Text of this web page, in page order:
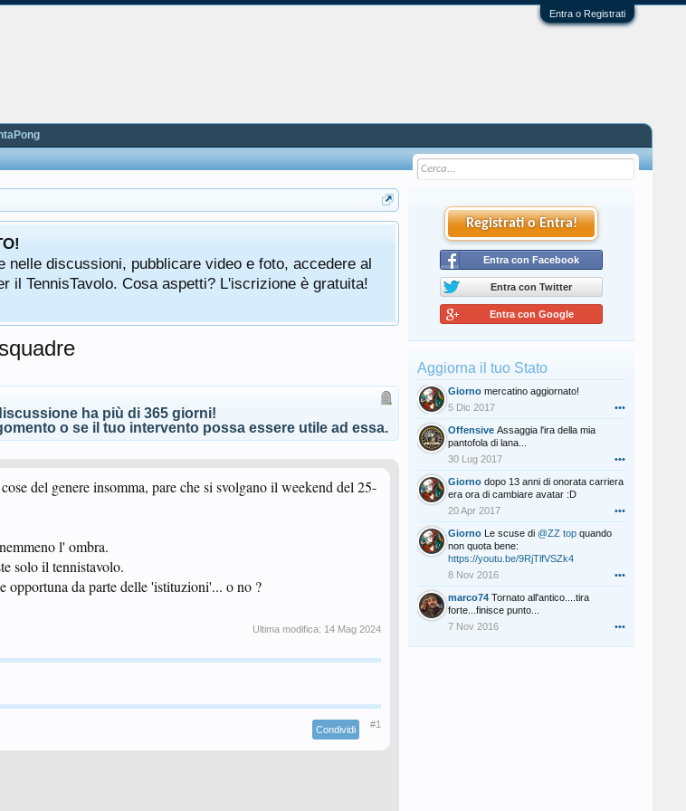
Entra o Registrati
discussioni, pubblicare video e foto, accedere al
il TennisTavolo. Cosa aspetti? L'iscrizione è gratuita!
ha più di 365 giorni!
o se il tuo intervento possa essere utile ad essa.
del genere insomma, pare che si svolgano il weekend del 25-
l' ombra.
solo il tennistavolo.
opportuna da parte delle 'istituzioni'... o no ?
Ultima modifica: 14 Mag 2024
Condividi #1
Registrati o Entra!
Entra con Facebook
Entra con Twitter
Entra con Google
Aggiorna il tuo Stato
Giorno mercatino aggiornato!
5 Dic 2017
•••
Offensive Assaggia l'ira della mia
pantofola di lana...
30 Lug 2017
•••
Giorno dopo 13 anni di onorata carriera
era ora di cambiare avatar :D
20 Apr 2017
•••
Giorno Le scuse di @ZZ top quando
non quota bene:
https://youtu.be/9RjTlfVSZk4
8 Nov 2016
•••
marco74 Tornato all'antico....tira
forte...finisce punto...
7 Nov 2016
•••